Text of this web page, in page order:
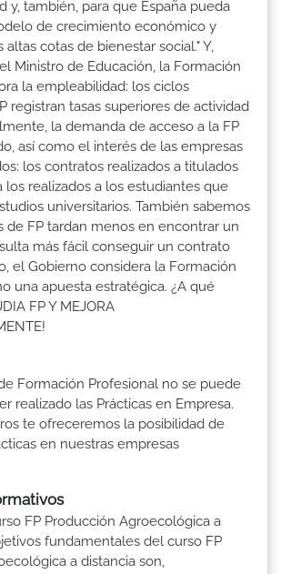
y, también, para que España pueda
de crecimiento económico y
altas cotas de bienestar social." Y,
Ministro de Educación, la Formación
la empleabilidad: los ciclos
registran tasas superiores de actividad
la demanda de acceso a la FP
así como el interés de las empresas
los contratos realizados a titulados
los realizados a los estudiantes que
universitarios. También sabemos
de FP tardan menos en encontrar un
más fácil conseguir un contrato
el Gobierno considera la Formación
una apuesta estratégica. ¿A qué
FP Y MEJORA
Formación Profesional no se puede
realizado las Prácticas en Empresa.
te ofreceremos la posibilidad de
en nuestras empresas
FP Producción Agroecológica a
fundamentales del curso FP
a distancia son,